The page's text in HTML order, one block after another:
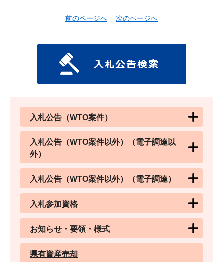
前のページへ 次のページへ
入札公告（WTO案件）
入札公告（WTO案件以外）（電子調達以
外）
入札公告（WTO案件以外）（電子調達）
入札参加資格
お知らせ・要領・様式
県有資産売却